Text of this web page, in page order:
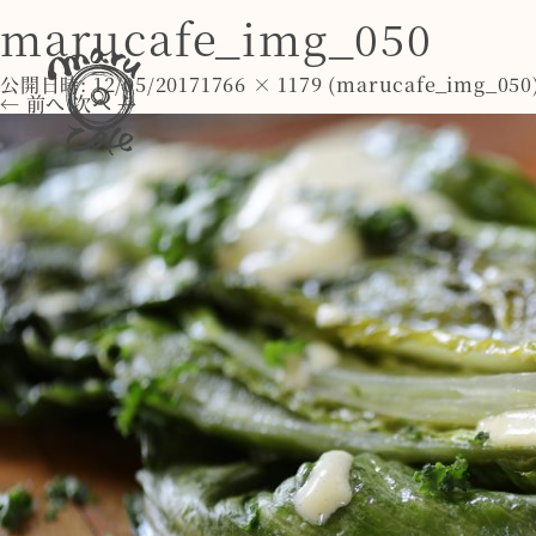
marucafe_img_050
公開日時: 12/05/20171766 × 1179 (marucafe_img_050
← 前へ 次へ →